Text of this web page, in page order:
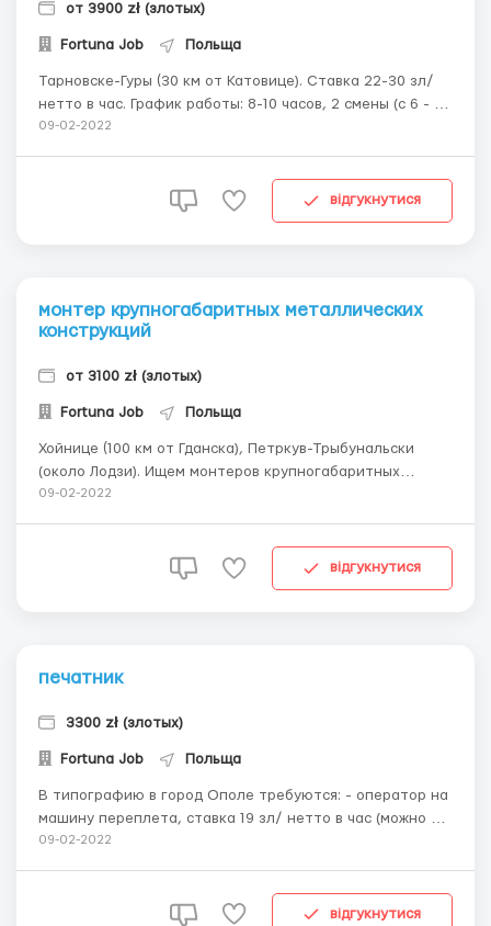
от 3900 zł (злотых)
Fortuna Job Польща
Тарновске-Гуры (30 км от Катовице). Ставка 22-30 зл/
нетто в час. График работы: 8-10 часов, 2 смены (с 6 - до
14, с 14 до 22) 5-6 дней в неделю Ищем сварщиков с
промышленности. Мягкая проволока,...
09-02-2022
відгукнутися
монтер крупногабаритных металлических
конструкций
от 3100 zł (злотых)
Fortuna Job Польща
Хойнице (100 км от Гданска), Петркув-Трыбунальски
(около Лодзи). Ищем монтеров крупногабаритных
металлических конструкций (конструкции в
слесарными умениями. Ставка 18-24 зл/нетто в час (в
09-02-2022
відгукнутися
печатник
3300 zł (злотых)
Fortuna Job Польща
В типографию в город Ополе требуются: - оператор на
машину переплета, ставка 19 зл/ нетто в час (можно с
минимальным опытом) - оператор оффсетной рулонной
нетто в час (с опытом работы) График ра...
09-02-2022
відгукнутися